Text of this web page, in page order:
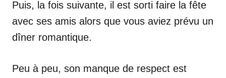
Puis, la fois suivante, il est sorti faire la fête
avec ses amis alors que vous aviez prévu un
dîner romantique.
Peu à peu, son manque de respect est